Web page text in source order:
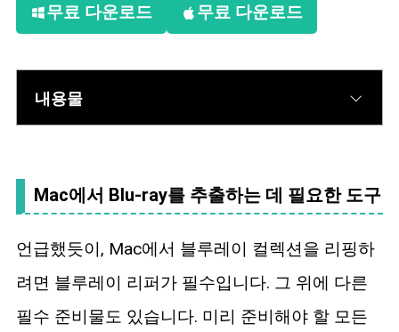
무료 다운로드 무료 다운로드
내용물
Mac에서 Blu-ray를 추출하는 데 필요한 도구
언급했듯이, Mac에서 블루레이 컬렉션을 리핑하
려면 블루레이 리퍼가 필수입니다. 그 위에 다른
필수 준비물도 있습니다. 미리 준비해야 할 모든